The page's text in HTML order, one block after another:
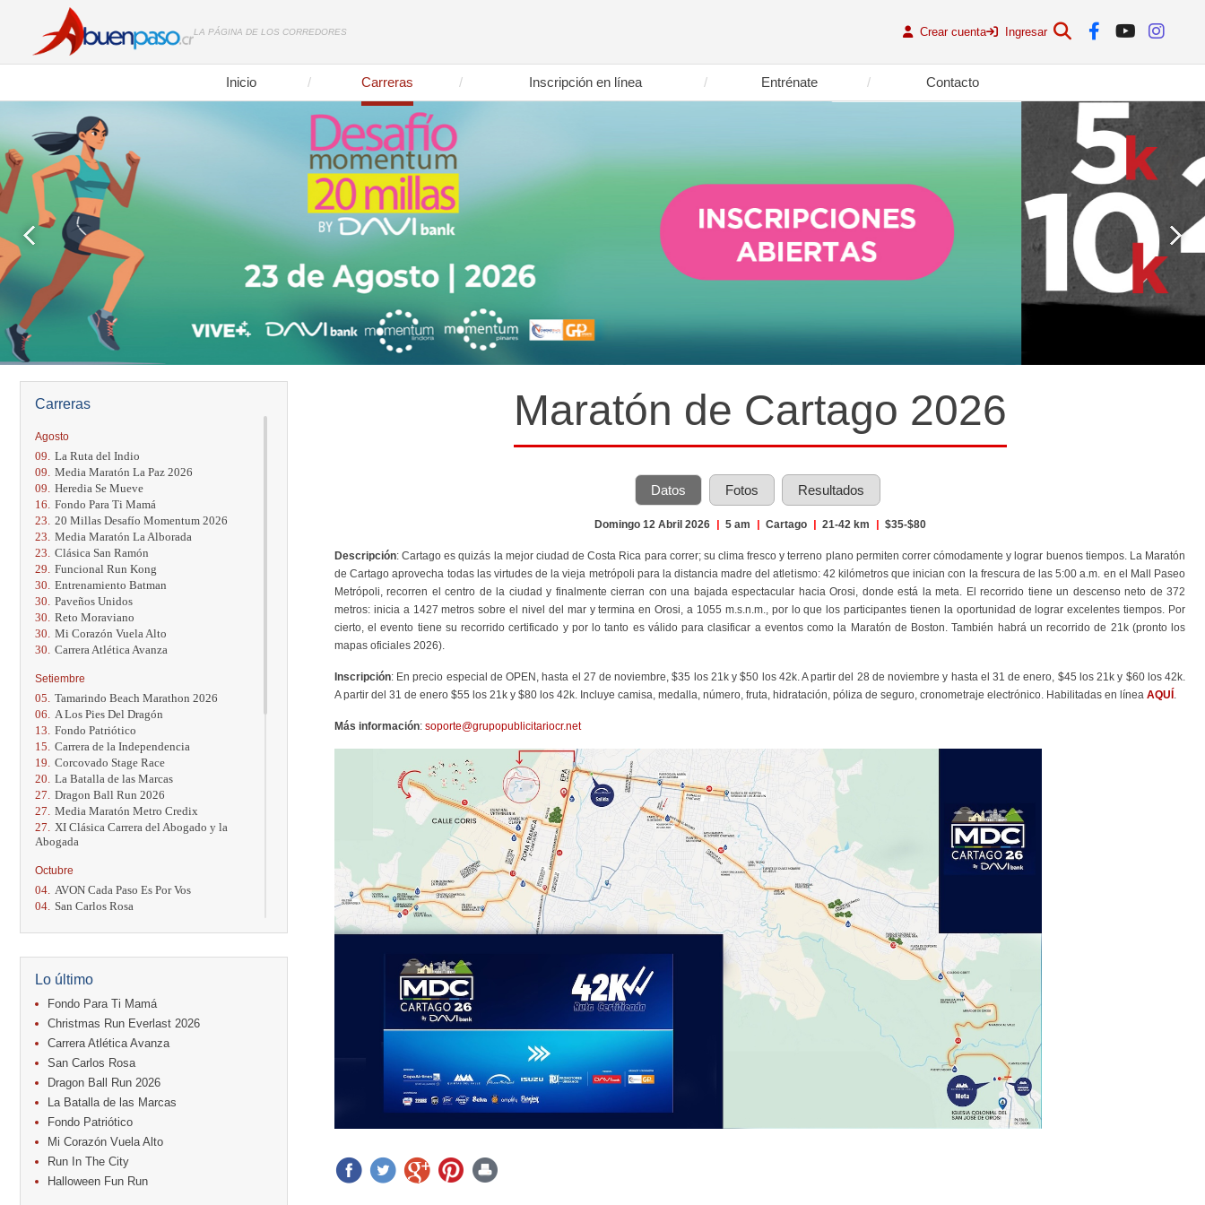
LA PÁGINA DE LOS CORREDORES Crear cuenta Ingresar
Inicio Carreras Inscripción en línea Entrénate Contacto
Carreras
Agosto
09. La Ruta del Indio
09. Media Maratón La Paz 2026
09. Heredia Se Mueve
16. Fondo Para Ti Mamá
23. 20 Millas Desafío Momentum 2026
23. Media Maratón La Alborada
23. Clásica San Ramón
29. Funcional Run Kong
30. Entrenamiento Batman
30. Paveños Unidos
30. Reto Moraviano
30. Mi Corazón Vuela Alto
30. Carrera Atlética Avanza
Setiembre
05. Tamarindo Beach Marathon 2026
06.
A Los Pies Del Dragón
13. Fondo Patriótico
15. Carrera de la Independencia
19. Corcovado Stage Race
20. La Batalla de las Marcas
27. Dragon Ball Run 2026
27. Media Maratón Metro Credix
27.
XI Clásica Carrera del Abogado y la
Abogada
Octubre
04. AVON Cada Paso Es Por Vos
04. San Carlos Rosa
11. Run In The City
Caribe Paradise Run
18. Casa Turire Trail Run
18. Warriors Run Circuit
18. Samsung Jacó Beach Half Marathon
25. KRun by Under Armour
25. Run Alajuela
31. Halloween Fun Run
Noviembre
08. Lindora Run
15. Entre Pan y Rosas
Diciembre
Lo último
Fondo Para Ti Mamá
Christmas Run Everlast 2026
Carrera Atlética Avanza
San Carlos Rosa
Dragon Ball Run 2026
La Batalla de las Marcas
Fondo Patriótico
Mi Corazón Vuela Alto
Run In The City
Halloween Fun Run
Maratón de Cartago 2026
Datos Fotos Resultados
Domingo 12 Abril 2026 | 5 am | Cartago | 21-42 km | $35-$80
Descripción: Cartago es quizás la mejor ciudad de Costa Rica para correr; su clima fresco y terreno plano permiten correr cómodamente y lograr buenos tiempos. La Maratón
de Cartago aprovecha todas las virtudes de la vieja metrópoli para la distancia madre del atletismo: 42 kilómetros que inician con la frescura de las 5:00 a.m. en el Mall Paseo
Metrópoli, recorren el centro de la ciudad y finalmente cierran con una bajada espectacular hacia Orosi, donde está la meta. El recorrido tiene un descenso neto de 372
metros: inicia a 1427 metros sobre el nivel del mar y termina en Orosi, a 1055 m.s.n.m., por lo que los participantes tienen la oportunidad de lograr excelentes tiempos. Por
cierto, el evento tiene su recorrido certificado y por lo tanto es válido para clasificar a eventos como la Maratón de Boston. También habrá un recorrido de 21k (pronto los
mapas oficiales 2026).
Inscripción: En precio especial de OPEN, hasta el 27 de noviembre, $35 los 21k y $50 los 42k. A partir del 28 de noviembre y hasta el 31 de enero, $45 los 21k y $60 los 42k.
A partir del 31 de enero $55 los 21k y $80 los 42k. Incluye camisa, medalla, número, fruta, hidratación, póliza de seguro, cronometraje electrónico. Habilitadas en línea AQUÍ
Más información: soporte@grupopublicitariocr.net